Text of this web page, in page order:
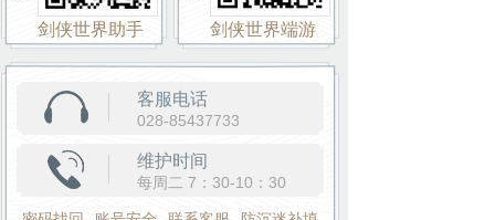
剑侠世界助手 剑侠世界端游
客服电话
028-85437733
维护时间
每周二 7：30-10：30